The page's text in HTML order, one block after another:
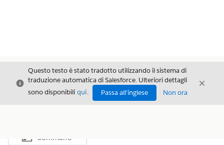
Chiudi
Questo testo è stato tradotto utilizzando il sistema di
traduzione automatica di Salesforce. Ulteriori dettagli
sono disponibili qui. Passa all'inglese Non ora
Chiudi
Mostra sommario
Sommario